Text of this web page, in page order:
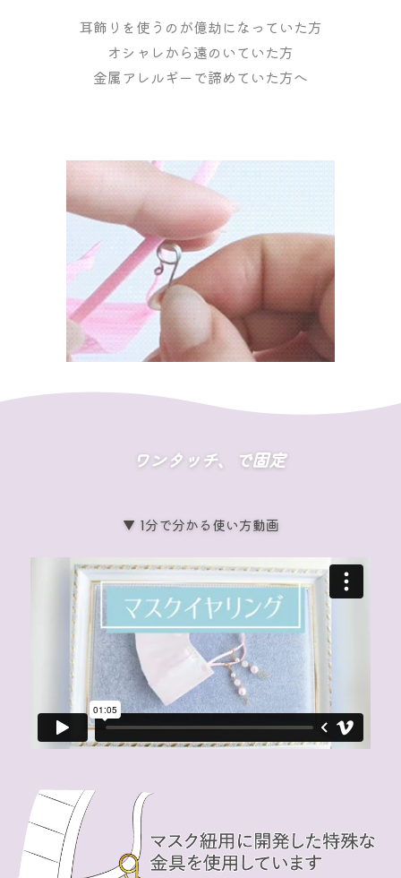
耳飾りを使うのが億劫になっていた方
オシャレから遠のいていた方
金属アレルギーで諦めていた方へ
ワンタッチ、で固定
▼ 1分で分かる使い方動画